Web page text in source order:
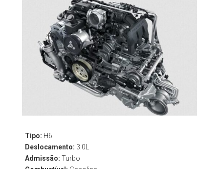
Tipo: H6
Deslocamento: 3.0L
Admissão: Turbo